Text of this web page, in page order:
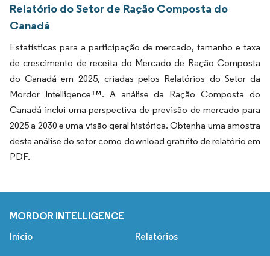
Relatório do Setor de Ração Composta do
Canadá
Estatísticas para a participação de mercado, tamanho e taxa
de crescimento de receita do Mercado de Ração Composta
do Canadá em 2025, criadas pelos Relatórios do Setor da
Mordor Intelligence™. A análise da Ração Composta do
Canadá inclui uma perspectiva de previsão de mercado para
2025 a 2030 e uma visão geral histórica. Obtenha uma amostra
desta análise do setor como download gratuito de relatório em
PDF.
MORDOR INTELLIGENCE
Início Relatórios